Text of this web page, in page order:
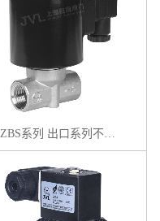
ZBS系列 出口系列不锈钢电磁阀